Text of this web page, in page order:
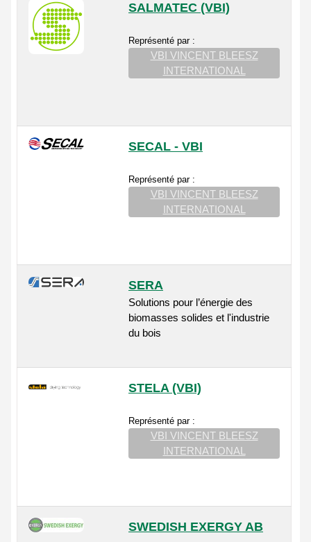
SALMATEC (VBI)
Représenté par :
VBI VINCENT BLEESZ
INTERNATIONAL
SECAL - VBI
Représenté par :
VBI VINCENT BLEESZ
INTERNATIONAL
SERA
Solutions pour l’énergie des
biomasses solides et l'industrie
du bois
STELA (VBI)
Représenté par :
VBI VINCENT BLEESZ
INTERNATIONAL
SWEDISH EXERGY AB